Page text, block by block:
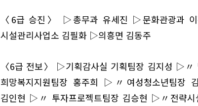
〈6급 승진〉 ▷총무과 유세진 ▷문화관광과
시설관리사업소 김필화 ▷의흥면 김동주
〈6급 전보〉 ▷기획감사실 기획팀장 김지성 ▷
희망복지지원팀장 홍주희 ▷〃여성청소년팀장
김인현 ▷〃 투자프로젝트팀장 김승현 ▷〃전략